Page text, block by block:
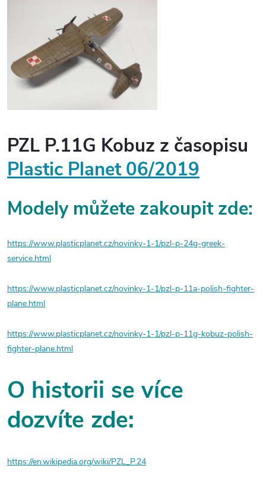
PZL P.11G Kobuz z časopisu
Plastic Planet 06/2019
Modely můžete zakoupit zde:
https://www.plasticplanet.cz/novinky-1-1/pzl-p-24g-greek-
service.html
https://www.plasticplanet.cz/novinky-1-1/pzl-p-11a-polish-fighter-
plane.html
https://www.plasticplanet.cz/novinky-1-1/pzl-p-11g-kobuz-polish-
fighter-plane.html
O historii se více
dozvíte zde:
https://en.wikipedia.org/wiki/PZL_P.24